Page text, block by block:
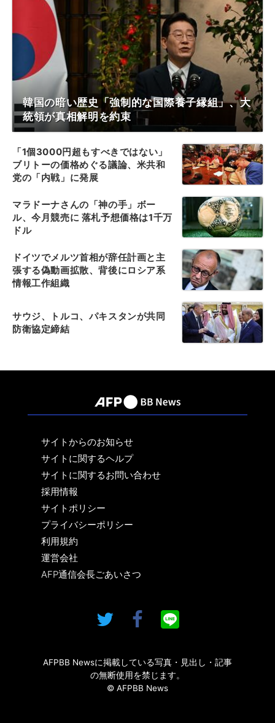
韓国の暗い歴史「強制的な国際養子縁組」、大
統領が真相解明を約束
「1個3000円超もすべきではない」
ブリトーの価格めぐる議論、米共和
党の「内戦」に発展
マラドーナさんの「神の手」ボー
ル、今月競売に 落札予想価格は1千万
ドル
ドイツでメルツ首相が辞任計画と主
張する偽動画拡散、背後にロシア系
情報工作組織
サウジ、トルコ、パキスタンが共同
防衛協定締結
サイトからのお知らせ
サイトに関するヘルプ
サイトに関するお問い合わせ
採用情報
サイトポリシー
プライバシーポリシー
利用規約
運営会社
AFP通信会長ごあいさつ
AFPBB Newsに掲載している写真・見出し・記事
の無断使用を禁じます。
© AFPBB News